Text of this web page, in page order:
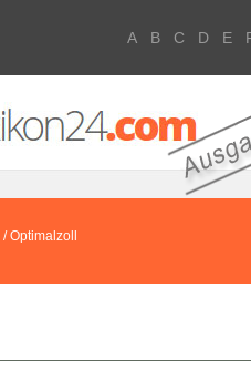
A B C D E
/ Optimalzoll